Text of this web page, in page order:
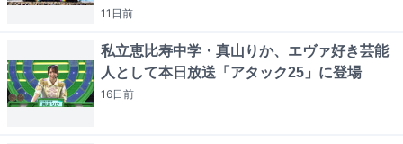
11日前
私立恵比寿中学・真山りか、エヴァ好き芸能
人として本日放送「アタック25」に登場
16日前